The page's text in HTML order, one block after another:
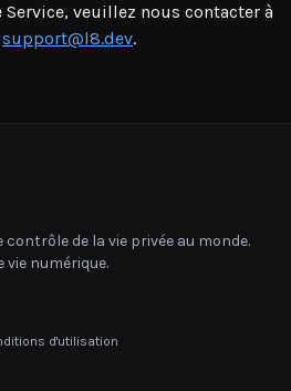
veuillez nous contacter à
support@l8.dev.
de la vie privée au monde.
vie numérique.
d'utilisation